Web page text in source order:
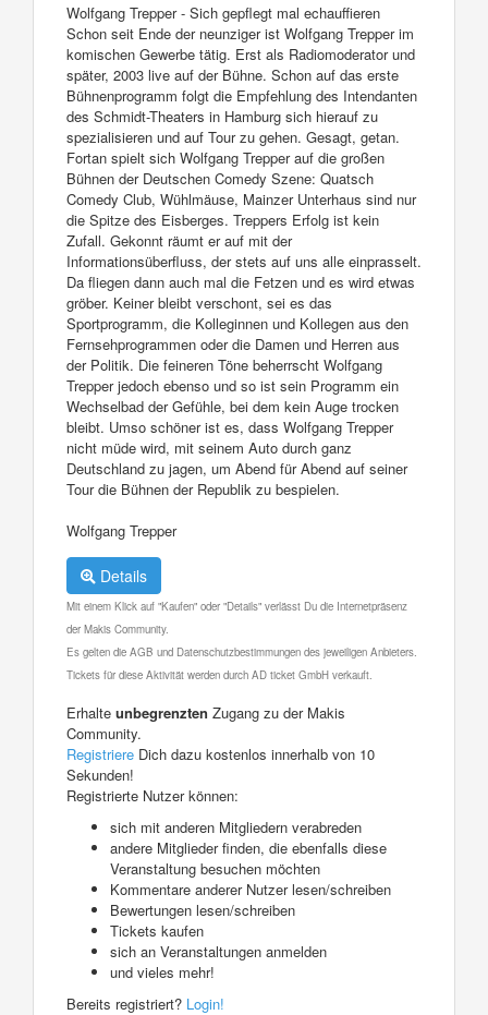
Wolfgang Trepper - Sich gepflegt mal echauffieren
Schon seit Ende der neunziger ist Wolfgang Trepper im
komischen Gewerbe tätig. Erst als Radiomoderator und
später, 2003 live auf der Bühne. Schon auf das erste
Bühnenprogramm folgt die Empfehlung des Intendanten
des Schmidt-Theaters in Hamburg sich hierauf zu
spezialisieren und auf Tour zu gehen. Gesagt, getan.
Fortan spielt sich Wolfgang Trepper auf die großen
Bühnen der Deutschen Comedy Szene: Quatsch
Comedy Club, Wühlmäuse, Mainzer Unterhaus sind nur
die Spitze des Eisberges. Treppers Erfolg ist kein
Zufall. Gekonnt räumt er auf mit der
Informationsüberfluss, der stets auf uns alle einprasselt.
Da fliegen dann auch mal die Fetzen und es wird etwas
gröber. Keiner bleibt verschont, sei es das
Sportprogramm, die Kolleginnen und Kollegen aus den
Fernsehprogrammen oder die Damen und Herren aus
der Politik. Die feineren Töne beherrscht Wolfgang
Trepper jedoch ebenso und so ist sein Programm ein
Wechselbad der Gefühle, bei dem kein Auge trocken
bleibt. Umso schöner ist es, dass Wolfgang Trepper
nicht müde wird, mit seinem Auto durch ganz
Deutschland zu jagen, um Abend für Abend auf seiner
Tour die Bühnen der Republik zu bespielen.
Wolfgang Trepper
Details
Mit einem Klick auf "Kaufen" oder "Details" verlässt Du die Internetpräsenz
der Makis Community.
Es gelten die AGB und Datenschutzbestimmungen des jeweiligen Anbieters.
Tickets für diese Aktivität werden durch AD ticket GmbH verkauft.
Erhalte unbegrenzten Zugang zu der Makis
Community.
Registriere Dich dazu kostenlos innerhalb von 10
Sekunden!
Registrierte Nutzer können:
sich mit anderen Mitgliedern verabreden
andere Mitglieder finden, die ebenfalls diese
Veranstaltung besuchen möchten
Kommentare anderer Nutzer lesen/schreiben
Bewertungen lesen/schreiben
Tickets kaufen
sich an Veranstaltungen anmelden
und vieles mehr!
Bereits registriert? Login!